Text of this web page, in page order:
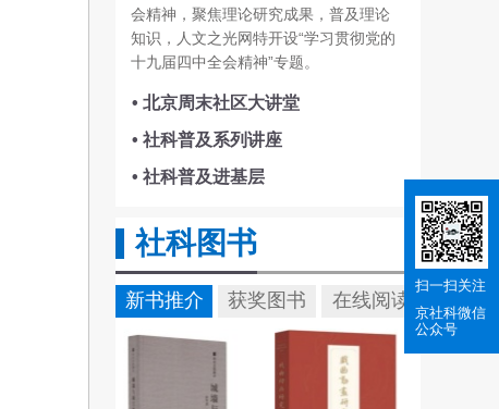
会精神，聚焦理论研究成果，普及理论
知识，人文之光网特开设“学习贯彻党的
十九届四中全会精神”专题。
• 北京周末社区大讲堂
• 社科普及系列讲座
• 社科普及进基层
社科图书
新书推介 获奖图书 在线阅读
扫一扫关注
京社科微信
公众号